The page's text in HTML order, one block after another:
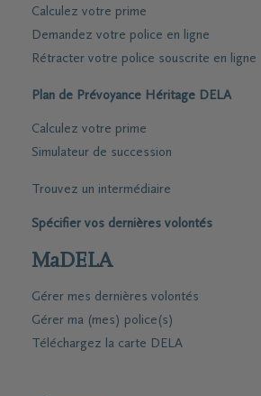
Calculez votre prime
Demandez votre police en ligne
Rétracter votre police souscrite en ligne
Plan de Prévoyance Héritage DELA
Calculez votre prime
Simulateur de succession
Trouvez un intermédiaire
Spécifier vos dernières volontés
MaDELA
Gérer mes dernières volontés
Gérer ma (mes) police(s)
Téléchargez la carte DELA